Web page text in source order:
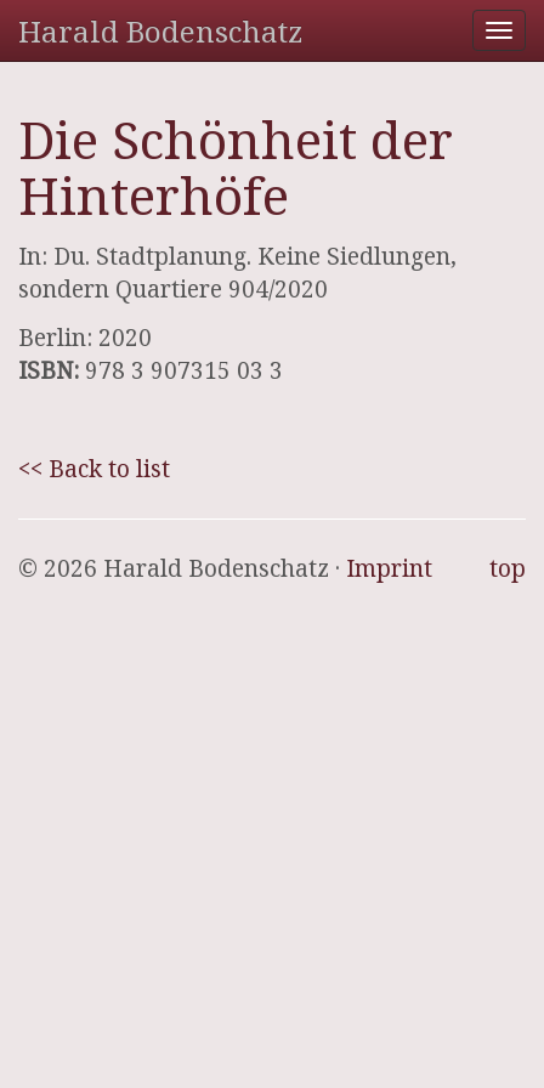
Harald Bodenschatz
Die Schönheit der
Hinterhöfe
In: Du. Stadtplanung. Keine Siedlungen,
sondern Quartiere 904/2020
Berlin: 2020
ISBN: 978 3 907315 03 3
<< Back to list
top
© 2026 Harald Bodenschatz · Imprint